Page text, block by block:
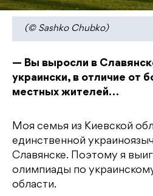
(© Sashko Chubko)
— Вы выросли в
украински, в отличие от
местных жителей…
Моя семья из Киевской
единственной
Славянске. Поэтому я
олимпиады по
области.